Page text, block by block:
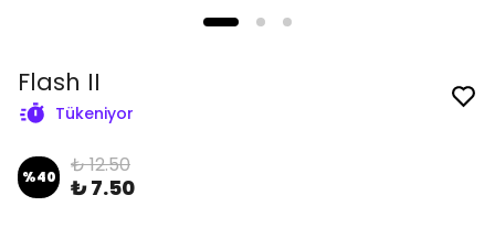
Flash II
Tükeniyor
%40 ₺ 12.50
₺ 7.50